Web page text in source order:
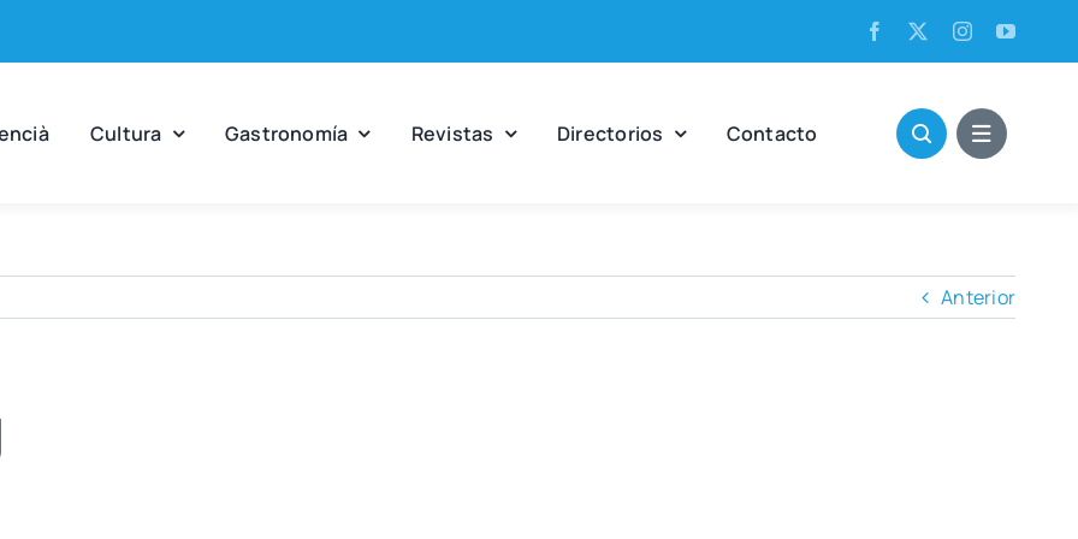
Cul­tu­ra Gas­tro­no­mía Revis­tas Direc­to­rios Con­tac­to
Anterior